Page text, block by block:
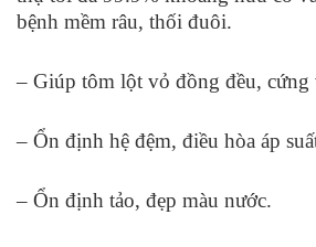
bệnh mềm râu, thối đuôi.
– Giúp tôm lột vỏ đồng đều, cứng
– Ổn định hệ đệm, điều hòa áp
– Ổn định tảo, đẹp màu nước.